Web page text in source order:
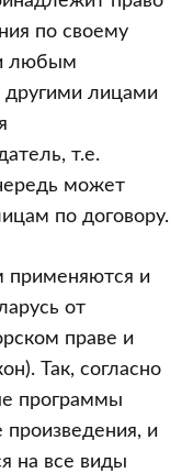
по своему
любым
другими лицами
т.е.
может
по договору.
применяются и
от
праве и
Так, согласно
программы
произведения, и
на все виды